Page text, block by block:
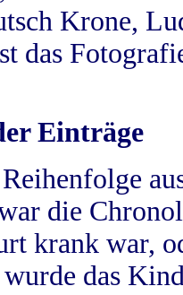
Krone,
das
Einträge
die
krank war,
das